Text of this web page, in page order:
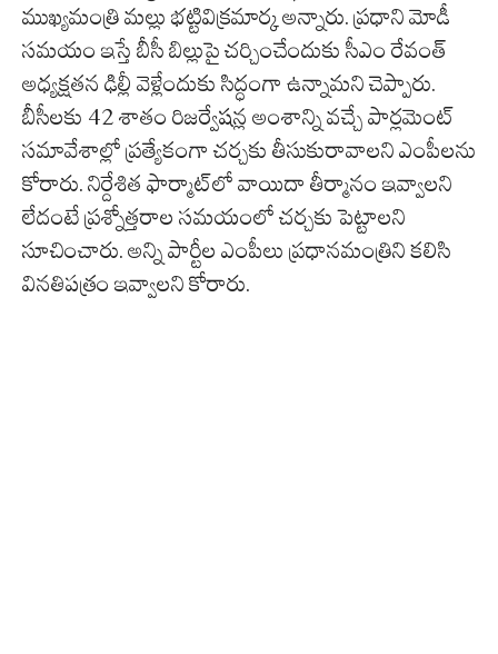
ముఖ్యమంత్రి మల్లు భట్టివిక్రమార్క అన్నారు. ప్రధాని మోడీ
సమయం ఇస్తే బీసీ బిల్లుపై చర్చించేందుకు సీఎం రేవంత్‌
అధ్యక్షతన ఢిల్లీ వెళ్లేందుకు సిద్ధంగా ఉన్నామని చెప్పారు.
బీసీలకు 42 శాతం రిజర్వేషన్ల అంశాన్ని వచ్చే పార్లమెంట్‌
సమావేశాల్లో ప్రత్యేకంగా చర్చకు తీసుకురావాలని ఎంపీలను
కోరారు. నిర్దేశిత ఫార్మాట్‌లో వాయిదా తీర్మానం ఇవ్వాలని
లేదంటే ప్రశ్నోత్తరాల సమయంలో చర్చకు పెట్టాలని
సూచించారు. అన్ని పార్టీల ఎంపీలు ప్రధానమంత్రిని కలిసి
వినతిపత్రం ఇవ్వాలని కోరారు.